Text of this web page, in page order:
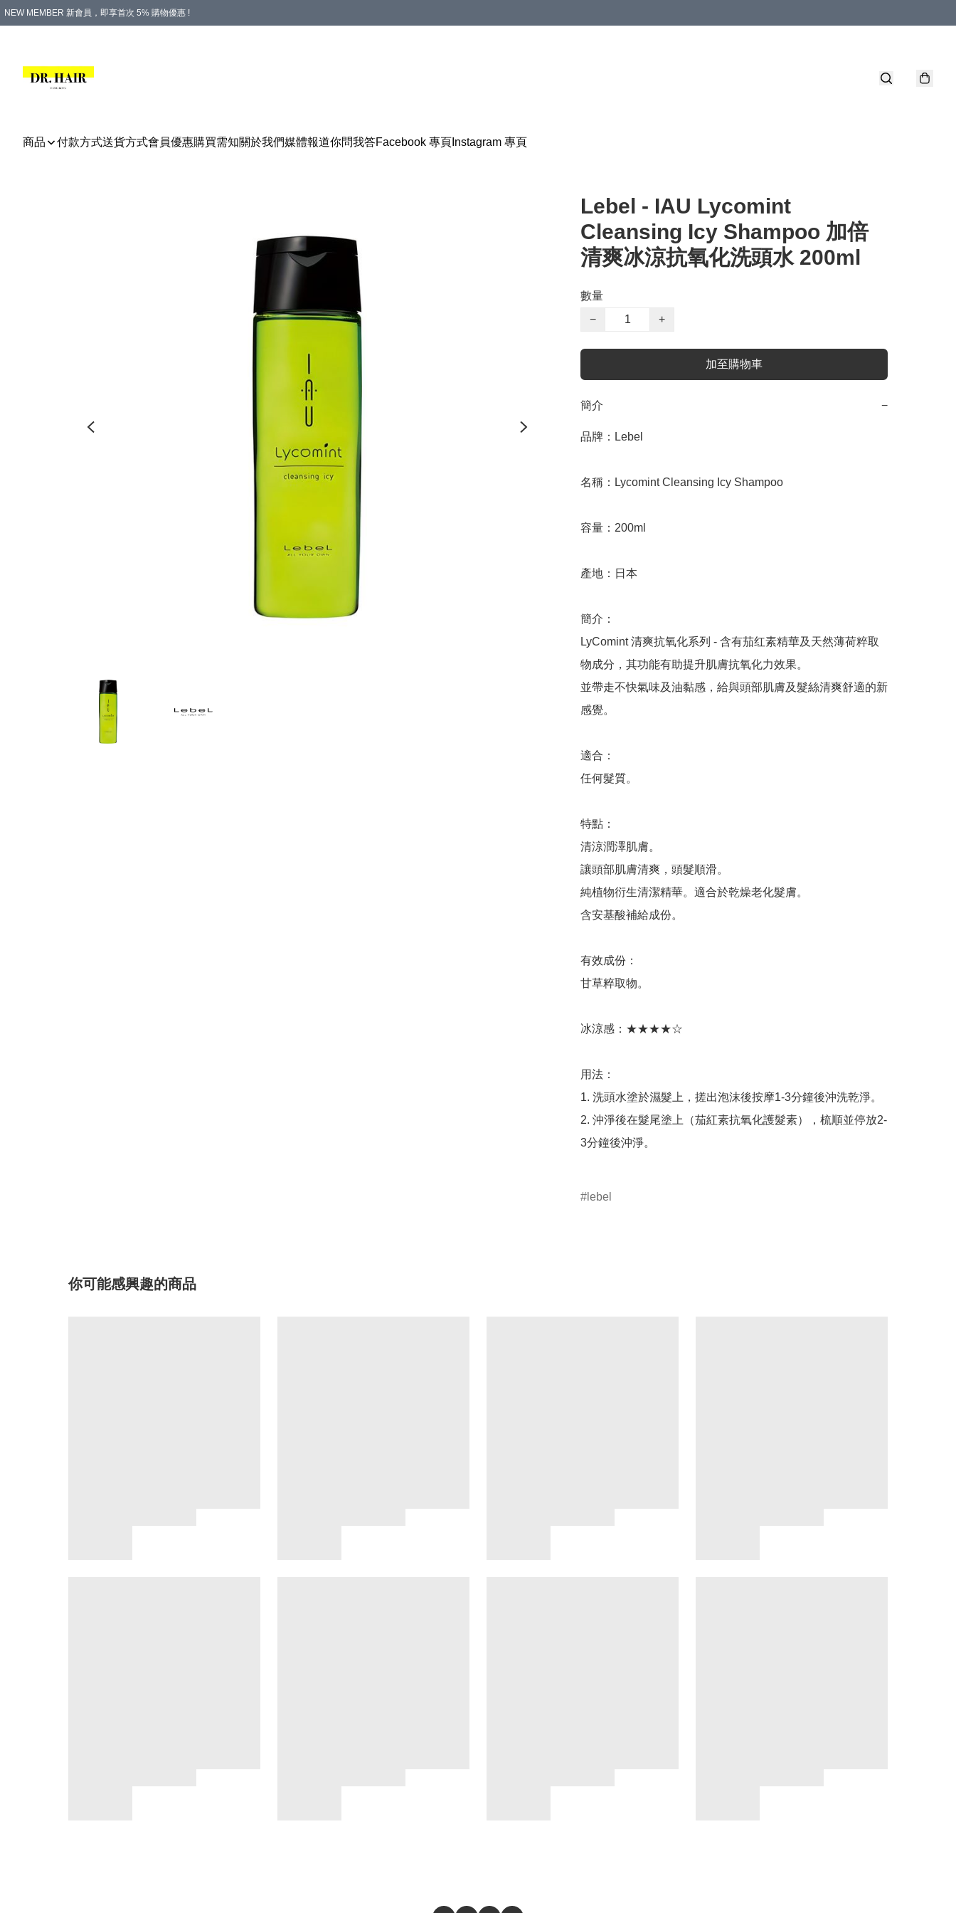
NEW MEMBER 新會員，即享首次 5% 購物優惠 !
商品 付款方式送貨方式會員優惠購買需知關於我們媒體報道你問我答Facebook 專頁 Instagram 專頁
Lebel - IAU Lycomint
Cleansing Icy Shampoo 加倍
清爽冰涼抗氧化洗頭水 200ml
數量
−
+
加至購物車
簡介 −
品牌：Lebel
名稱：Lycomint Cleansing Icy Shampoo
容量：200ml
產地：日本
簡介：
LyComint 清爽抗氧化系列 - 含有茄红素精華及天然薄荷粹取
物成分，其功能有助提升肌膚抗氧化力效果。
並帶走不快氣味及油黏感，給與頭部肌膚及髮絲清爽舒適的新
感覺。
適合：
任何髮質。
特點：
清涼潤澤肌膚。
讓頭部肌膚清爽，頭髮順滑。
純植物衍生清潔精華。適合於乾燥老化髮膚。
含安基酸補給成份。
有效成份：
甘草粹取物。
冰涼感：★★★★☆
用法：
1. 洗頭水塗於濕髮上，搓出泡沫後按摩1-3分鐘後沖洗乾淨。
2. 沖淨後在髮尾塗上（茄紅素抗氧化護髮素），梳順並停放2-
3分鐘後沖淨。
lebel
你可能感興趣的商品